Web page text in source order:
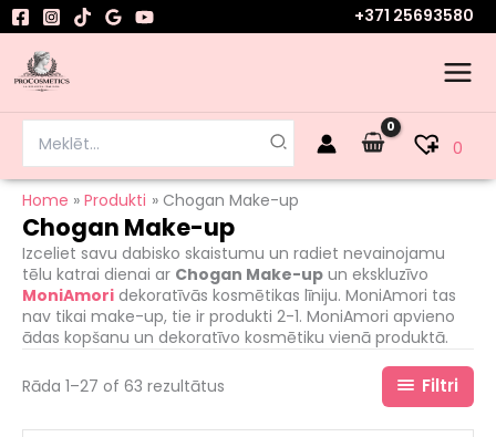
Skip
to
content
+371 25693580
for:
0
Home Produkti Chogan Make-up
Chogan Make-up
Izceliet savu dabisko skaistumu un radiet nevainojamu
tēlu katrai dienai ar Chogan Make-up un ekskluzīvo
MoniAmori dekoratīvās kosmētikas līniju. MoniAmori tas
nav tikai make-up, tie ir produkti 2-1. MoniAmori apvieno
ādas kopšanu un dekoratīvo kosmētiku vienā produktā.
Rāda 1–27 of 63 rezultātus Filtri